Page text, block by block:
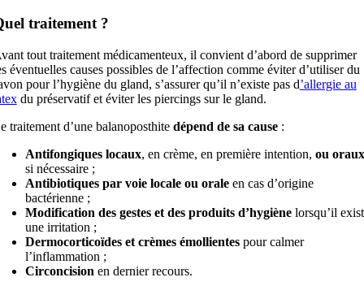
traitement ?
tout traitement médicamenteux, il convient d’abord de supprimer
éventuelles causes possibles de l’affection comme éviter d’utiliser du
pour l’hygiène du gland, s’assurer qu’il n’existe pas d’allergie au
du préservatif et éviter les piercings sur le gland.
traitement d’une balanoposthite dépend de sa cause:
Antifongiques locaux, en crème, en première intention, ou oraux
si nécessaire ;
Antibiotiques par voie locale ou oraleen cas d’origine
bactérienne ;
Modification des gestes et des produits d’hygiènelorsqu’il
une irritation ;
Dermocorticoïdes et crèmes émollientespour calmer
l’inflammation ;
Circoncision en dernier recours.